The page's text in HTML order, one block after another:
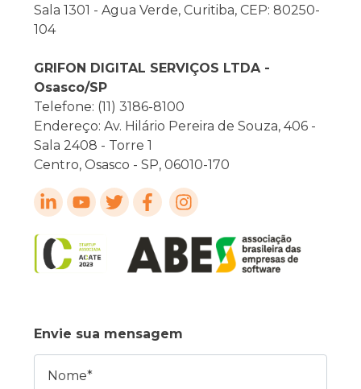
Sala 1301 - Agua Verde, Curitiba, CEP: 80250-
104
GRIFON DIGITAL SERVIÇOS LTDA -
Osasco/SP
Telefone: (11) 3186-8100
Endereço: Av. Hilário Pereira de Souza, 406 -
Sala 2408 - Torre 1
Centro, Osasco - SP, 06010-170
Envie sua mensagem